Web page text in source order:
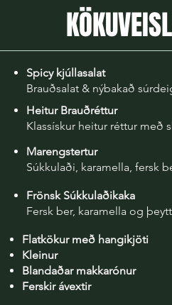
Spicy kjúllasalat
Brauðsalat & nýbakað
Heitur Brauðréttur
Klassískur heitur réttur með
Marengstertur
Súkkulaði, karamella, fersk
Frönsk Súkkulaðikaka
Fersk ber, karamella og
Flatkökur með hangikjöti
Kleinur
Blandaðar makkarónur
Ferskir ávextir